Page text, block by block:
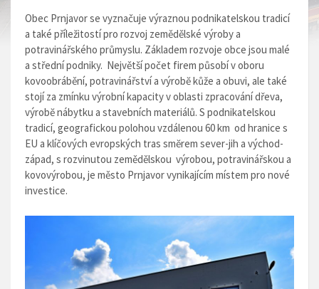
Obec Prnjavor se vyznačuje výraznou podnikatelskou tradicí
a také příležitostí pro rozvoj zemědělské výroby a
potravinářského průmyslu. Základem rozvoje obce jsou malé
a střední podniky. Největší počet firem působí v oboru
kovoobrábění, potravinářství a výrobĕ kůže a obuvi, ale také
stojí za zmínku výrobní kapacity v oblasti zpracování dřeva,
výrobĕ nábytku a stavebních materiálů. S podnikatelskou
tradicí, geografickou polohou vzdálenou 60 km od hranice s
EU a klíčových evropských tras smĕrem sever-jih a východ-
západ, s rozvinutou zemědělskou výrobou, potravinářskou a
kovovýrobou, je město Prnjavor vynikajícím místem pro nové
investice.